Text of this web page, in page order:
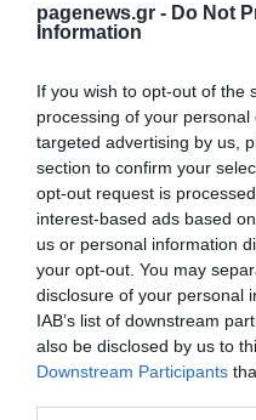
pagenews.gr - Do Not
Information
If you wish to opt-out of the
processing of your
targeted advertising by us,
section to confirm your
opt-out request is
interest-based ads based
us or personal information
your opt-out. You may
disclosure of your personal
IAB’s list of downstream
also be disclosed by us to
Downstream Participants
Από την “Ρωσία”
είναι ότι:
η Ρωσία δεν
κράτος
αλλά ωςσύστημα
δοκιμασία
με ανοιχτό το
μορφών εξέλιξης